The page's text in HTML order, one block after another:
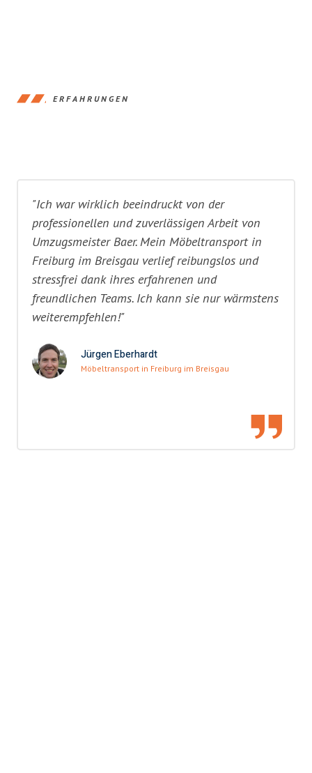
ERFAHRUNGEN
"Ich war wirklich beeindruckt von der
professionellen und zuverlässigen Arbeit von
Umzugsmeister Baer. Mein Möbeltransport in
Freiburg im Breisgau verlief reibungslos und
stressfrei dank ihres erfahrenen und
freundlichen Teams. Ich kann sie nur wärmstens
weiterempfehlen!"
Jürgen Eberhardt
Möbeltransport in Freiburg im Breisgau